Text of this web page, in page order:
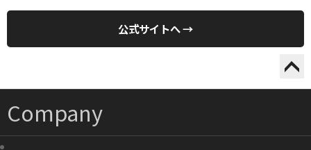
公式サイトへ →
Company